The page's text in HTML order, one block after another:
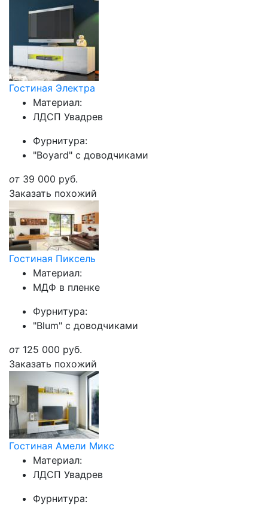
Гостиная Электра
Материал:
ЛДСП Увадрев
Фурнитура:
"Boyard" с доводчиками
от 39 000 руб.
Заказать похожий
Гостиная Пиксель
Материал:
МДФ в пленке
Фурнитура:
"Blum" с доводчиками
от 125 000 руб.
Заказать похожий
Гостиная Амели Микс
Материал:
ЛДСП Увадрев
Фурнитура: